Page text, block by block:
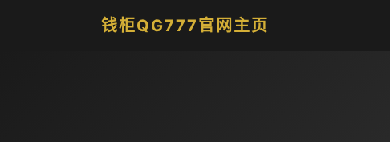
钱柜QG777官网主页